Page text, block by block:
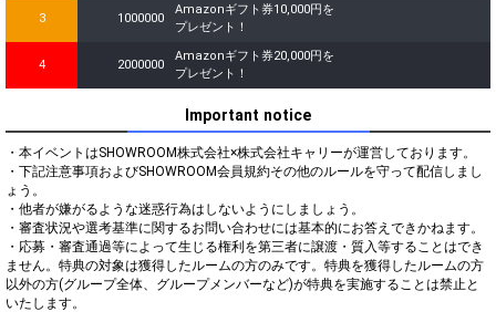
3 1000000
Amazonギフト券10,000円を
プレゼント！
4 2000000
Amazonギフト券20,000円を
プレゼント！
Important notice
・本イベントはSHOWROOM株式会社×株式会社キャリーが運営しております。
・下記注意事項およびSHOWROOM会員規約その他のルールを守って配信しまし
ょう。
・他者が嫌がるような迷惑行為はしないようにしましょう。
・審査状況や選考基準に関するお問い合わせには基本的にお答えできかねます。
・応募・審査通過等によって生じる権利を第三者に譲渡・質入等することはでき
ません。特典の対象は獲得したルームの方のみです。特典を獲得したルームの方
以外の方(グループ全体、グループメンバーなど)が特典を実施することは禁止と
いたします。